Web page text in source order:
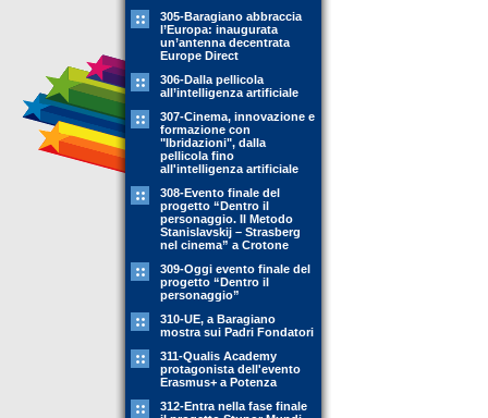
305-Baragiano abbraccia
l’Europa: inaugurata
un’antenna decentrata
Europe Direct
306-Dalla pellicola
all’intelligenza artificiale
307-Cinema, innovazione e
formazione con
"Ibridazioni", dalla
pellicola fino
all'intelligenza artificiale
308-Evento finale del
progetto “Dentro il
personaggio. Il Metodo
Stanislavskij – Strasberg
nel cinema” a Crotone
309-Oggi evento finale del
progetto “Dentro il
personaggio”
310-UE, a Baragiano
mostra sui Padri Fondatori
311-Qualis Academy
protagonista dell'evento
Erasmus+ a Potenza
312-Entra nella fase finale